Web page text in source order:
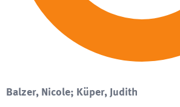
Balzer, Nicole; Küper, Judith